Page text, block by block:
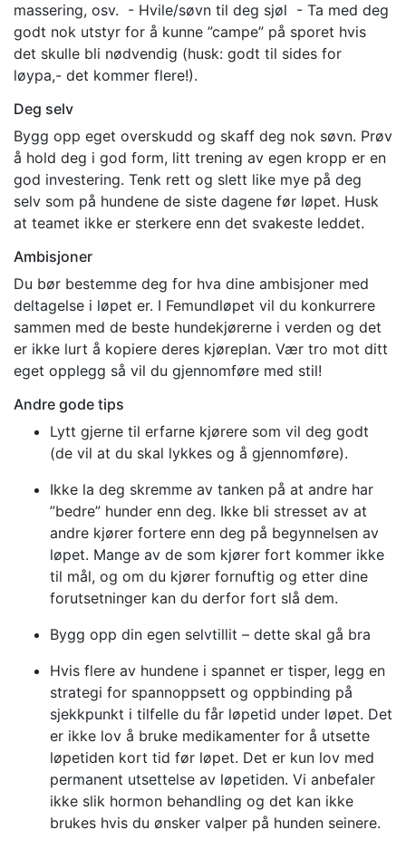
massering, osv. - Hvile/søvn til deg sjøl - Ta med deg
godt nok utstyr for å kunne ”campe” på sporet hvis
det skulle bli nødvendig (husk: godt til sides for
løypa,- det kommer flere!).
Deg selv
Bygg opp eget overskudd og skaff deg nok søvn. Prøv
å hold deg i god form, litt trening av egen kropp er en
god investering. Tenk rett og slett like mye på deg
selv som på hundene de siste dagene før løpet. Husk
at teamet ikke er sterkere enn det svakeste leddet.
Ambisjoner
Du bør bestemme deg for hva dine ambisjoner med
deltagelse i løpet er. I Femundløpet vil du konkurrere
sammen med de beste hundekjørerne i verden og det
er ikke lurt å kopiere deres kjøreplan. Vær tro mot ditt
eget opplegg så vil du gjennomføre med stil!
Andre gode tips
Lytt gjerne til erfarne kjørere som vil deg godt
(de vil at du skal lykkes og å gjennomføre).
Ikke la deg skremme av tanken på at andre har
”bedre” hunder enn deg. Ikke bli stresset av at
andre kjører fortere enn deg på begynnelsen av
løpet. Mange av de som kjører fort kommer ikke
til mål, og om du kjører fornuftig og etter dine
forutsetninger kan du derfor fort slå dem.
Bygg opp din egen selvtillit – dette skal gå bra
Hvis flere av hundene i spannet er tisper, legg en
strategi for spannoppsett og oppbinding på
sjekkpunkt i tilfelle du får løpetid under løpet. Det
er ikke lov å bruke medikamenter for å utsette
løpetiden kort tid før løpet. Det er kun lov med
permanent utsettelse av løpetiden. Vi anbefaler
ikke slik hormon behandling og det kan ikke
brukes hvis du ønsker valper på hunden seinere.